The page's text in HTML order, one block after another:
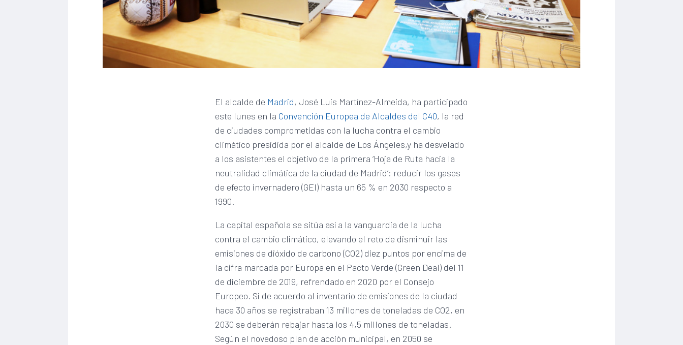
El alcalde de Madrid, José Luis Martínez-Almeida, ha participado
este lunes en la Convención Europea de Alcaldes del C40, la red
de ciudades comprometidas con la lucha contra el cambio
climático presidida por el alcalde de Los Ángeles,y ha desvelado
a los asistentes el objetivo de la primera ‘Hoja de Ruta hacia la
neutralidad climática de la ciudad de Madrid’: reducir los gases
de efecto invernadero (GEI) hasta un 65 % en 2030 respecto a
1990.
La capital española se sitúa así a la vanguardia de la lucha
contra el cambio climático, elevando el reto de disminuir las
emisiones de dióxido de carbono (CO2) diez puntos por encima de
la cifra marcada por Europa en el Pacto Verde (Green Deal) del 11
de diciembre de 2019, refrendado en 2020 por el Consejo
Europeo. Si de acuerdo al inventario de emisiones de la ciudad
hace 30 años se registraban 13 millones de toneladas de CO2, en
2030 se deberán rebajar hasta los 4,5 millones de toneladas.
Según el novedoso plan de acción municipal, en 2050 se